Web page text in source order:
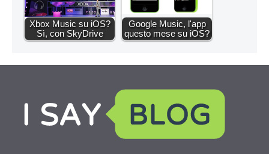
Xbox Music su iOS?
Sì, con SkyDrive
Google Music, l'app
questo mese su iOS?